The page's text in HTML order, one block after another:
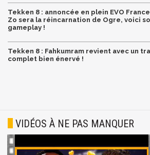
Tekken 8 : annoncée en plein EVO
Zo sera la réincarnation de Ogre, voici
gameplay !
Tekken 8 : Fahkumram revient avec un
complet bien énervé !
VIDÉOS À NE PAS MANQUER